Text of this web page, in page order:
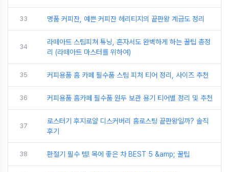
33 명품 커피잔, 예쁜 커피잔 헤리티지의 끝판왕 계급도 정리
34
라떼아트 스팀피쳐 튜닝, 혼자서도 완벽하게 하는 꿀팁 총정
리 (라떼아트 마스터를 위하여)
35 커피용품 홈 카페 필수품 스팀 피처 티어 정리, 사이즈 추천
36 커피용품 홈카페 필수품 원두 보관 용기 티어별 정리 및 추천
37
로스터기 후지로얄 디스커버리 홈로스팅 끝판왕일까? 솔직
후기
38 환절기 필수 템! 목에 좋은 차 BEST 5 &amp; 꿀팁